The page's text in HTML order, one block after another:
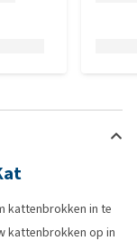
kattenbrokken in te
kattenbrokken op in